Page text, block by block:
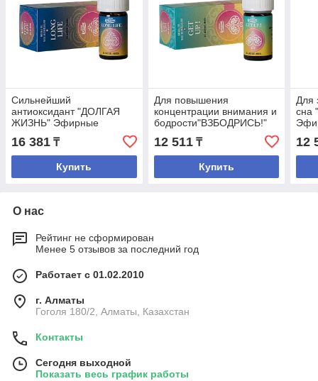
Сильнейший
антиоксидант "ДОЛГАЯ
ЖИЗНЬ" Эфирные
композиционные масла
16 381 ₸
Купить
Для повышения
концентрации внимания и
бодрости"ВЗБОДРИСЬ!"
Эфирные
композиционные масла
12 511₸
Купить
Для
сна
12
О нас
Рейтинг не сформирован
Менее 5 отзывов за последний год
Работает с 01.02.2010
г. Алматы
Гоголя 180/2, Алматы, Казахстан
Контакты
Сегодня выходной
Показать весь график работы